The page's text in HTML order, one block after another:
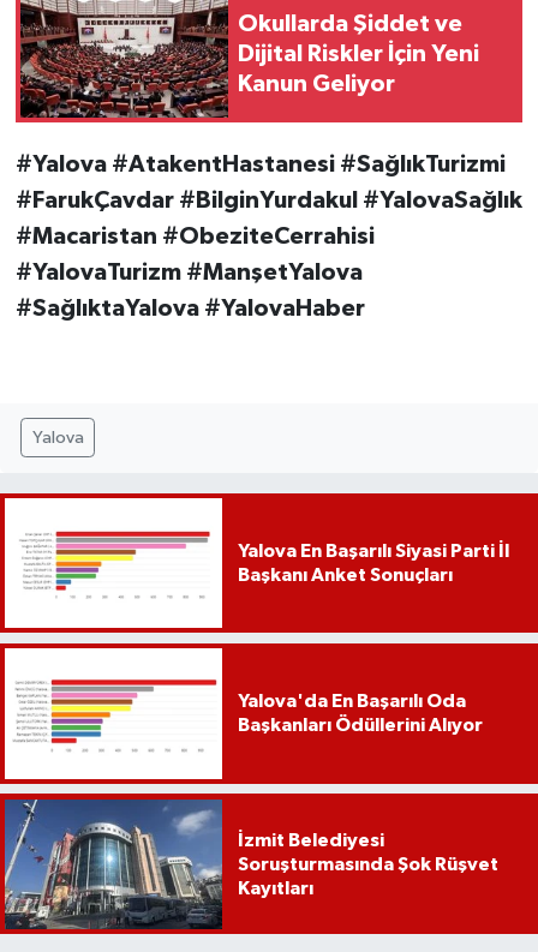
Okullarda Şiddet ve
Dijital Riskler İçin Yeni
Kanun Geliyor
#Yalova #AtakentHastanesi #SağlıkTurizmi
#FarukÇavdar #BilginYurdakul #YalovaSağlık
#Macaristan #ObeziteCerrahisi
#YalovaTurizm #ManşetYalova
#SağlıktaYalova #YalovaHaber
Yalova
Yalova En Başarılı Siyasi Parti İl
Başkanı Anket Sonuçları
Yalova'da En Başarılı Oda
Başkanları Ödüllerini Alıyor
İzmit Belediyesi
Soruşturmasında Şok Rüşvet
Kayıtları